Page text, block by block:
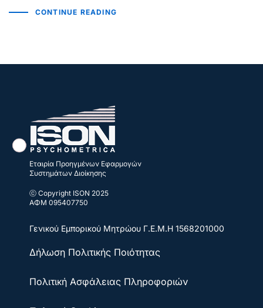
CONTINUE READING
Εταιρία Προηγμένων Εφαρμογών
Συστημάτων Διοίκησης
ⓒ Copyright ISON 2025
ΑΦΜ 095407750
Γενικού Εμπορικού Μητρώου Γ.Ε.Μ.Η 1568201000
Δήλωση Πολιτικής Ποιότητας
Πολιτική Ασφάλειας Πληροφοριών